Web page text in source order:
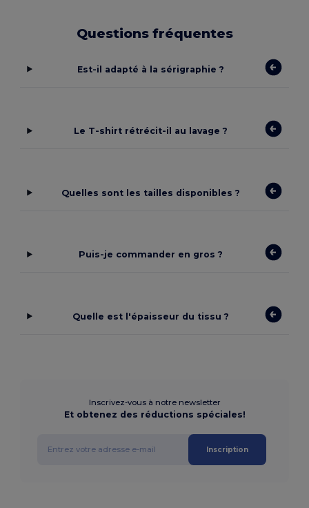
Questions fréquentes
Est-il adapté à la sérigraphie ?
Le T-shirt rétrécit-il au lavage ?
Quelles sont les tailles disponibles ?
Puis-je commander en gros ?
Quelle est l'épaisseur du tissu ?
Inscrivez-vous à notre newsletter
Et obtenez des réductions spéciales!
Inscription